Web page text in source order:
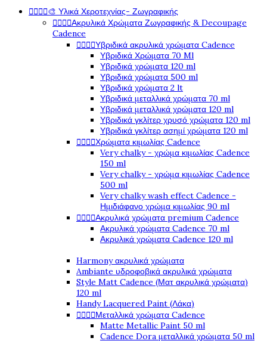
🎨 Υλικά Χεροτεχνίας- Ζωγραφικής
Ακρυλικά Χρώματα Ζωγραφικής & Decoupage
Cadence
Υβριδικά ακρυλικά χρώματα Cadence
Υβριδικά Χρώματα 70 Ml
Υβριδικά χρώματα 120 ml
Υβριδικά χρώματα 500 ml
Υβριδικά χρώματα 2 lt
Υβριδικά μεταλλικά χρώματα 70 ml
Υβριδικά μεταλλικά χρώματα 120 ml
Υβριδικά γκλίτερ χρυσό χρώματα 120 ml
Υβριδικά γκλίτερ ασημί χρώματα 120 ml
Χρώματα κιμωλίας Cadence
Very chalky - χρώμα κιμωλίας Cadence
150 ml
Very chalky - χρώμα κιμωλίας Cadence
500 ml
Very chalky wash effect Cadence -
Ημιδιάφανο χρώμα κιμωλίας 90 ml
Ακρυλικά χρώματα premium Cadence
Ακρυλικά χρώματα Cadence 70 ml
Ακρυλικά χρώματα Cadence 120 ml
Harmony ακρυλικά χρώματα
Ambiante υδροφοβικά ακρυλικά χρώματα
Style Matt Cadence (Ματ ακρυλικά χρώματα)
120 ml
Handy Lacquered Paint (Λάκα)
Μεταλλικά χρώματα Cadence
Matte Metallic Paint 50 ml
Cadence Dora μεταλλικά χρώματα 50 ml